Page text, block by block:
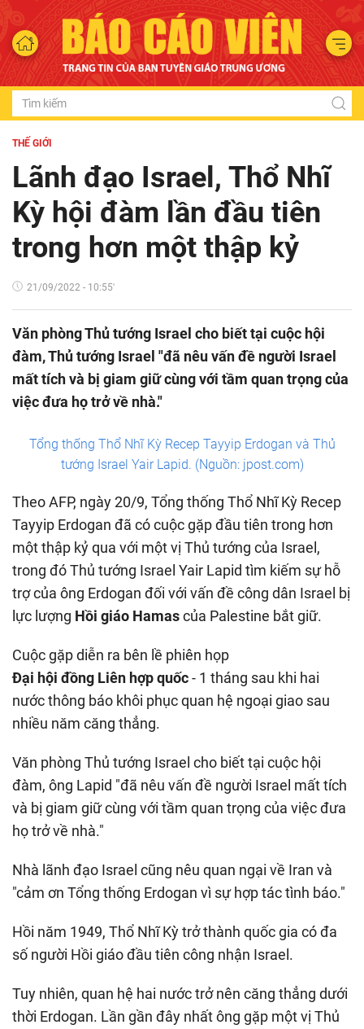
THẾ GIỚI
Lãnh đạo Israel, Thổ Nhĩ
Kỳ hội đàm lần đầu tiên
trong hơn một thập kỷ
21/09/2022 - 10:55'
Văn phòng Thủ tướng Israel cho biết tại cuộc hội
đàm, Thủ tướng Israel "đã nêu vấn đề người Israel
mất tích và bị giam giữ cùng với tầm quan trọng của
việc đưa họ trở về nhà."
Tổng thống Thổ Nhĩ Kỳ Recep Tayyip Erdogan và Thủ
tướng Israel Yair Lapid. (Nguồn: jpost.com)
Theo AFP, ngày 20/9, Tổng thống Thổ Nhĩ Kỳ Recep
Tayyip Erdogan đã có cuộc gặp đầu tiên trong hơn
một thập kỷ qua với một vị Thủ tướng của Israel,
trong đó Thủ tướng Israel Yair Lapid tìm kiếm sự hỗ
trợ của ông Erdogan đối với vấn đề công dân Israel bị
lực lượng Hồi giáo Hamascủa Palestine bắt giữ.
Cuộc gặp diễn ra bên lề phiên họp
Đại hội đồng Liên hợp quốc- 1 tháng sau khi hai
nước thông báo khôi phục quan hệ ngoại giao sau
nhiều năm căng thẳng.
Văn phòng Thủ tướng Israel cho biết tại cuộc hội
đàm, ông Lapid "đã nêu vấn đề người Israel mất tích
và bị giam giữ cùng với tầm quan trọng của việc đưa
họ trở về nhà."
Nhà lãnh đạo Israel cũng nêu quan ngại về Iran và
"cảm ơn Tổng thống Erdogan vì sự hợp tác tình báo."
Hồi năm 1949, Thổ Nhĩ Kỳ trở thành quốc gia có đa
số người Hồi giáo đầu tiên công nhận Israel.
Tuy nhiên, quan hệ hai nước trở nên căng thẳng dưới
thời Erdogan. Lần gần đây nhất ông gặp một vị Thủ